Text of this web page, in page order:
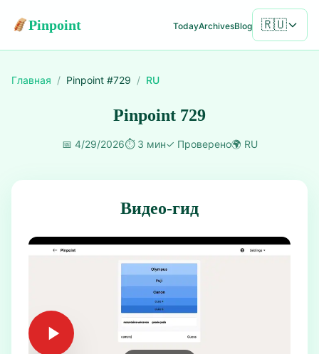
Pinpoint TodayArchivesBlog 🇷🇺
Главная / Pinpoint #729 / RU
Pinpoint 729
📅 4/29/2026⏱️ 3 мин✓ Проверено🌍 RU
Видео-гид